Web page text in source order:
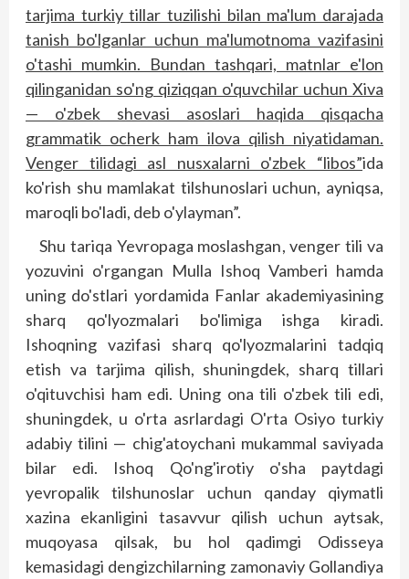
tarjima turkiy tillar tuzilishi bilan ma'lum darajada
tanish bo'lganlar uchun ma'lumotnoma vazifasini
o'tashi mumkin. Bundan tashqari, matnlar e'lon
qilinganidan so'ng qiziqqan o'quvchilar uchun Xiva
— o'zbek shevasi asos­lari haqida qisqacha
grammatik ocherk ham ilova qilish niyatidaman.
Venger tilidagi asl nusxalarni o'zbek “libos”ida
ko'rish shu mamlakat tilshunoslari uchun, ayniqsa,
maroqli bo'ladi, deb o'ylayman”.
Shu tariqa Yevropaga moslashgan, venger tili va
yozuvini o'rgangan Mulla Ishoq Vamberi hamda
uning do'stlari yordamida Fanlar akademiyasining
sharq qo'l­yozmalari bo'limiga ishga kiradi.
Ishoqning vazifasi sharq qo'lyozmalarini tadqiq
etish va tarjima qilish, shuning­dek, sharq tillari
o'qituvchisi ham edi. Uning ona tili o'zbek tili edi,
shuning­dek, u o'rta asrlardagi O'rta Osiyo turkiy
adabiy tilini — chig'atoychani mukammal saviyada
bilar edi. Ishoq Qo'ng'irotiy o'sha paytdagi
yevropalik tilshunoslar uchun qanday qiymatli
xazina ekanligini tasavvur qilish uchun aytsak,
muqoyasa qilsak, bu hol qadimgi Odisseya
kemasidagi dengizchilarning zamonaviy Gollandiya